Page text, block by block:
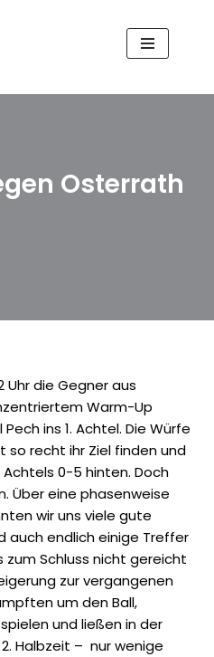
Osterrath
Uhr die Gegner aus
Warm-Up
ins 1. Achtel. Die Würfe
so recht ihr Ziel finden und
0-5 hinten. Doch
Über eine phasenweise
wir uns viele gute
auch endlich einige Treffer
zum Schluss nicht gereicht
zur vergangenen
um den Ball,
und ließen in der
Halbzeit – nur wenige